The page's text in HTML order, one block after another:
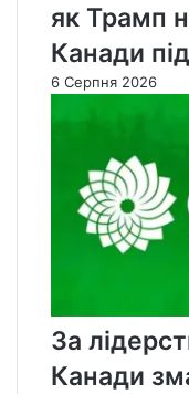
як Трамп
Канади
6 Серпня 2026
За
Канади